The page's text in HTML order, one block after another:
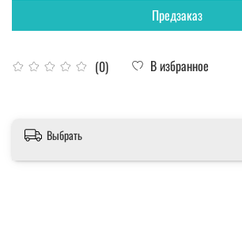
(0) В избранное
Предзаказ
Выбрать